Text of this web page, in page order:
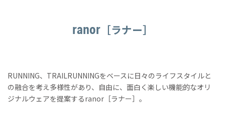
ranor［ラナー］
RUNNING、TRAILRUNNINGをベースに日々のライフスタイルと
の融合を考え多様性があり、自由に、面白く楽しい機能的なオリ
ジナルウェアを提案するranor［ラナー］。